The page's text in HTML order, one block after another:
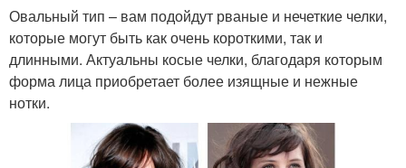
Овальный тип – вам подойдут рваные и нечеткие челки,
которые могут быть как очень короткими, так и
длинными. Актуальны косые челки, благодаря которым
форма лица приобретает более изящные и нежные
нотки.